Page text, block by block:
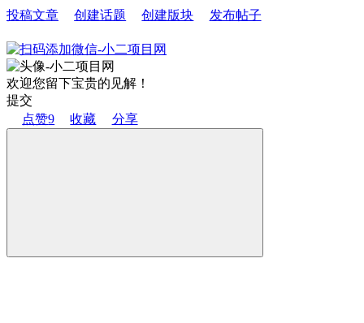
投稿文章 创建话题 创建版块 发布帖子
欢迎您留下宝贵的见解！
提交
点赞9 收藏 分享